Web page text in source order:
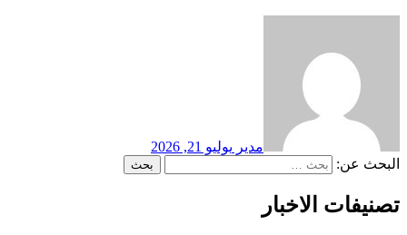
مدير يوليو 21, 2026
البحث عن:
تصنيفات الاخبار